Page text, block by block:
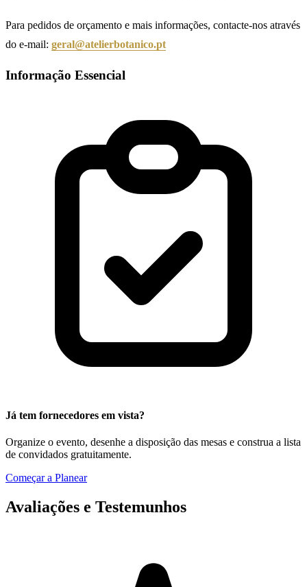
Para pedidos de orçamento e mais informações, contacte-nos através
do e-mail: geral@atelierbotanico.pt
Informação Essencial
Já tem fornecedores em vista?
Organize o evento, desenhe a disposição das mesas e construa a lista
de convidados gratuitamente.
Começar a Planear
Avaliações e Testemunhos